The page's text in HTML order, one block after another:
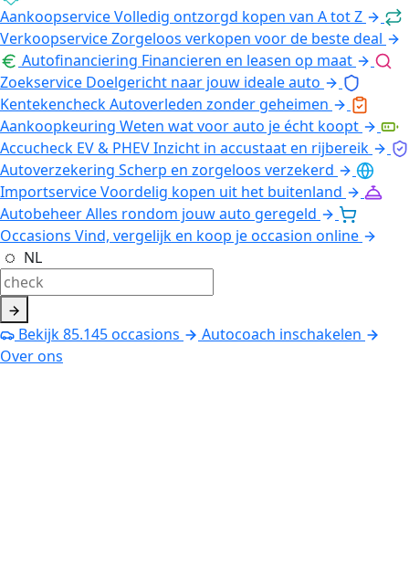
AankoopserviceVolledig ontzorgd kopen van A tot Z
VerkoopserviceZorgeloos verkopen voor de beste deal
Autofinanciering Financieren en leasen op maat
Zoekservice Doelgericht naar jouw ideale auto
KentekencheckAutoverleden zonder geheimen
Aankoopkeuring Weten wat voor auto je écht koopt
Accucheck EV & PHEVInzicht in accustaat en rijbereik
Autoverzekering Scherp en zorgeloos verzekerd
ImportserviceVoordelig kopen uit het buitenland
AutobeheerAlles rondom jouw auto geregeld
Occasions Vind, vergelijk en koop je occasion online
NL
Bekijk85.145occasions
Autocoach inschakelen
Over ons